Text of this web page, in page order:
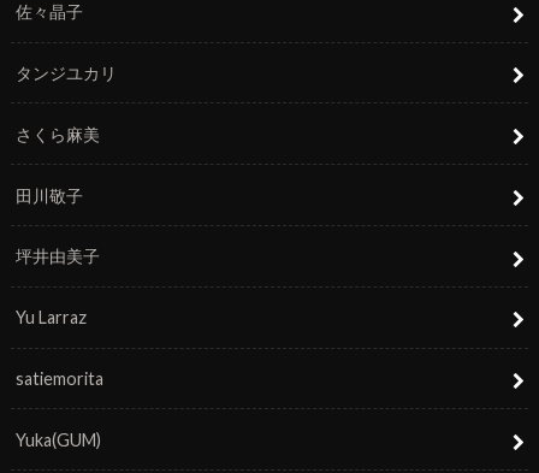
佐々晶子
タンジユカリ
さくら麻美
田川敬子
坪井由美子
Yu Larraz
satiemorita
Yuka(GUM)